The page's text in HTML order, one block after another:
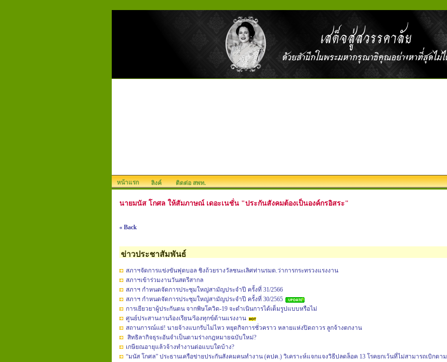
หน้าแรก ลิงค์ ติดต่อ สพท.
นายมนัส โกศล ให้สัมภาษณ์ เดอะเนชั่น "ประกันสังคมต้องเป็นองค์กรอิสระ"
« Back
ข่าวประชาสัมพันธ์
สภาฯจัดการแข่งขันฟุตบอล ชิงถ้วยรางวัลชนะเลิศท่านรมต.ว่าการกระทรวงแรงงาน
สภาฯเข้าร่วมงานวันสตรีสากล
สภาฯ กำหนดจัดการประชุมใหญ่สามัญประจำปี ครั้งที่ 31/2566
สภาฯ กำหนดจัดการประชุมใหญ่สามัญประจำปี ครั้งที่ 30/2565
การเยียวยาผู้ประกันตน จากพิษโควิด-19 จะดำเนินการได้เต็มรูปแบบหรือไม่
ศูนย์ประสานงานร้องเรียน/ร้องทุกข์ด้านแรงงาน
สถานการณ์แย่! นายจ้างแบกรับไม่ไหว หยุดกิจการชั่วคราว หลายแห่งปิดถาวร ลูกจ้างตกงาน
สิทธิลากิจธุระอันจำเป็นตามร่างกฎหมายฉบับใหม่?
เกษียณอายุแล้วจ้างทำงานต่อแบบใดบ้าง?
“มนัส โกศล” ประธานเครือข่ายประกันสังคมคนทำงาน (คปค.) วิเคราะห์แจกแจงวิธีปลดล็อค 13 โรคยกเว้นที่ไม่สามารถเบิกตาม